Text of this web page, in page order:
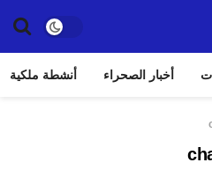
أخبار الصحراء أنشطة ملكية